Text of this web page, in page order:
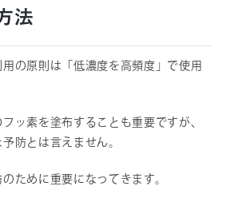
法
の原則は「低濃度を高頻度」で使用
ッ素を塗布することも重要ですが、
防とは言えません。
ために重要になってきます。